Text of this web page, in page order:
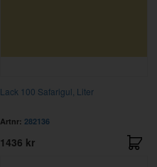
Lack 100 Safarigul, Liter
Artnr: 282136
1436 kr